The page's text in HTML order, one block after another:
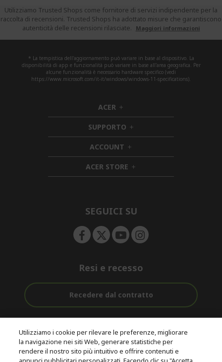
Utilizziamo Trusted Shops come fornitore di servizi indipendente per la
raccolta di recensioni. Trusted Shops ha adottato misure che garantiscono
autenticità delle recensioni rilasciate.
Maggiori informazioni
* La tempistica dell'aggiornamento può variare in base al dispositivo. La
disponibilità di app e funzionalità può variare in base all'area geografica. Per
alcune funzionalità è necessario hardware specifico (vedi
https://www.microsoft.com/it-it/windows/windows-11-specifications).
ACER h
i
d
d
e
n
SUPPORTO h
i
d
d
e
n
ACCOUNT h
i
d
d
ACER STORE h
i
e
SEGUICI SU
Resi e recesso
Recedere dal contratto
Gratuita
Assistenza
pre e post
acquisto
Con 0% Di
Tasso
D'interesse
Utilizziamo i cookie per rilevare le preferenze, migliorare
la navigazione nei siti Web, generare statistiche per
rendere il nostro sito più intuitivo e offrire contenuti e